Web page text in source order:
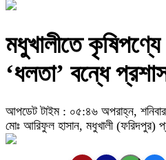
মধুখালীতে
‘ধলতা’ বন্ধে
আপডেট টাইম : ০৫:৪৬ অপরাহ্ন,
মোঃ আরিফুল হাসান, মধুখালী (ফরিদপুর)